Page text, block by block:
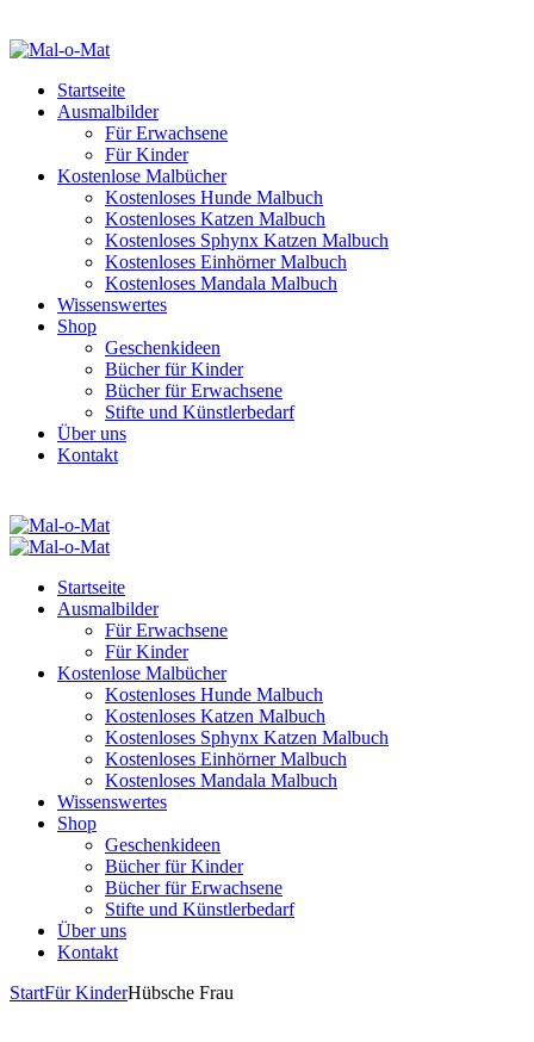
Startseite
Ausmalbilder
Für Erwachsene
Für Kinder
Kostenlose Malbücher
Kostenloses Hunde Malbuch
Kostenloses Katzen Malbuch
Kostenloses Sphynx Katzen Malbuch
Kostenloses Einhörner Malbuch
Kostenloses Mandala Malbuch
Wissenswertes
Shop
Geschenkideen
Bücher für Kinder
Bücher für Erwachsene
Stifte und Künstlerbedarf
Über uns
Kontakt
Startseite
Ausmalbilder
Für Erwachsene
Für Kinder
Kostenlose Malbücher
Kostenloses Hunde Malbuch
Kostenloses Katzen Malbuch
Kostenloses Sphynx Katzen Malbuch
Kostenloses Einhörner Malbuch
Kostenloses Mandala Malbuch
Wissenswertes
Shop
Geschenkideen
Bücher für Kinder
Bücher für Erwachsene
Stifte und Künstlerbedarf
Über uns
Kontakt
StartFür KinderHübsche Frau